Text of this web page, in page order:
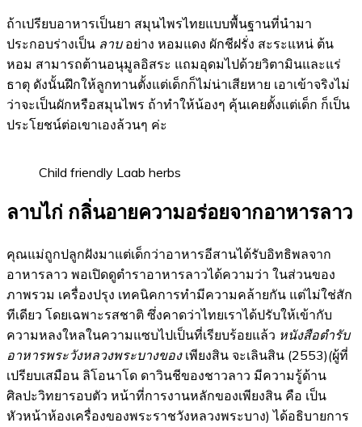
ถ้าเปรียบอาหารเป็นยา สมุนไพรไทยแบบพื้นฐานที่นำมา
ประกอบร่างเป็น ลาบอย่าง หอมแดง ผักชีฝรั่ง สะระแหน่ ต้น
หอม สามารถต้านอนุมูลอิสระ แถมอุดมไปด้วยวิตามินและแร่
ธาตุ ดังนั้นฝึกให้ลูกทานตั้งแต่เด็กก็ไม่น่าเสียหาย เอาเข้าจริงไม่
ว่าจะเป็นผักหรือสมุนไพร ถ้าทำให้น้องๆ คุ้นเคยตั้งแต่เด็ก ก็เป็น
ประโยชน์ต่อเขาเองล้วนๆ ค่ะ
Child friendly Laab herbs
ลาบไก่ กลิ่นอายความอร่อยจากอาหารลาว
คุณแม่ถูกปลูกฝังมาแต่เด็กว่าอาหารอีสานได้รับอิทธิพลจาก
อาหารลาว พอเปิดดูตำราอาหารลาวได้ความว่า ในส่วนของ
ภาพรวม เครื่องปรุง เทคนิคการทำมีความคล้ายกัน แต่ไม่ใช่สัก
ทีเดียว โดยเฉพาะรสชาติ ซึ่งคาดว่าไทยเราได้ปรับให้เข้ากับ
ความหลงใหลในความแซบไปเป็นที่เรียบร้อยแล้ว หนังสือตำรับ
อาหารพระวังหลวงพระบางของ เพียงสิน จะเลินสิน (2553)(ผู้ที่
เปรียบเสมือน ลิโอนาโด ดาวินชีของชาวลาว มีความรู้ด้าน
ศิลปะวิทยารอบตัว หน้าที่การงานหลักของเพียงสิน คือ เป็น
หัวหน้าห้องเครื่องของพระราชวังหลวงพระบาง) ได้อธิบายการ